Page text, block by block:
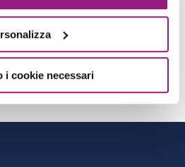
i cookie necessari
1 2